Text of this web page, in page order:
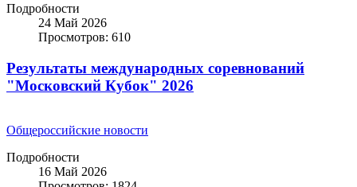
Подробности
24 Май 2026
Просмотров: 610
Результаты международных соревнований
"Московский Кубок" 2026
Общероссийские новости
Подробности
16 Май 2026